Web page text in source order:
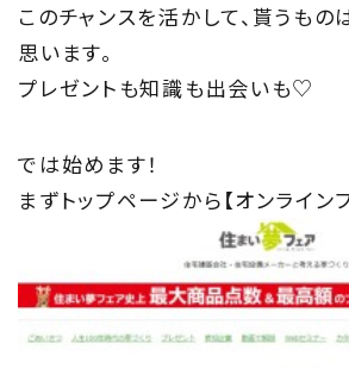
Concept
ウッド・コミュ二ケーション
Philosophy
私たちの目指す家づくり
Members
住まい夢ネット加盟工務店
このチャンスを活かして、貰うもの
思います。
プレゼントも知識も出会いも♡
では始めます！
まずトップページから【オンライン